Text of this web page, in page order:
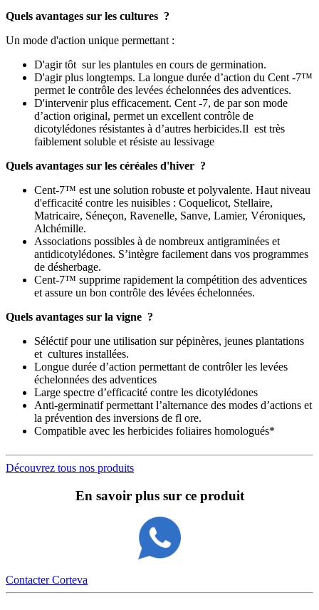
Quels avantages sur les cultures ?
Un mode d'action unique permettant :
D'agir tôt sur les plantules en cours de germination.
D'agir plus longtemps. La longue durée d’action du Cent -7™
permet le contrôle des levées échelonnées des adventices.
D'intervenir plus efficacement. Cent -7, de par son mode
d’action original, permet un excellent contrôle de
dicotylédones résistantes à d’autres herbicides.Il est très
faiblement soluble et résiste au lessivage
Quels avantages sur les céréales d'hiver ?
Cent-7™ est une solution robuste et polyvalente. Haut niveau
d'efficacité contre les nuisibles : Coquelicot, Stellaire,
Matricaire, Séneçon, Ravenelle, Sanve, Lamier, Véroniques,
Alchémille.
Associations possibles à de nombreux antigraminées et
antidicotylédones. S’intègre facilement dans vos programmes
de désherbage.
Cent-7™ supprime rapidement la compétition des adventices
et assure un bon contrôle des lévées échelonnées.
Quels avantages sur la vigne ?
Séléctif pour une utilisation sur pépinères, jeunes plantations
et cultures installées.
Longue durée d’action permettant de contrôler les levées
échelonnées des adventices
Large spectre d’efficacité contre les dicotylédones
Anti-germinatif permettant l’alternance des modes d’actions et
la prévention des inversions de fl ore.
Compatible avec les herbicides foliaires homologués*
Découvrez tous nos produits
En savoir plus sur ce produit
Contacter Corteva